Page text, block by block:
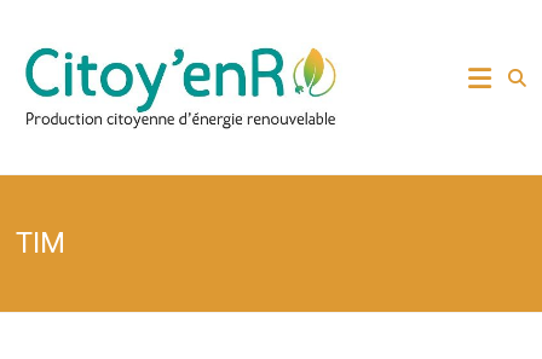
content
Citoy'enR
d'énergie renouvelable
TIM